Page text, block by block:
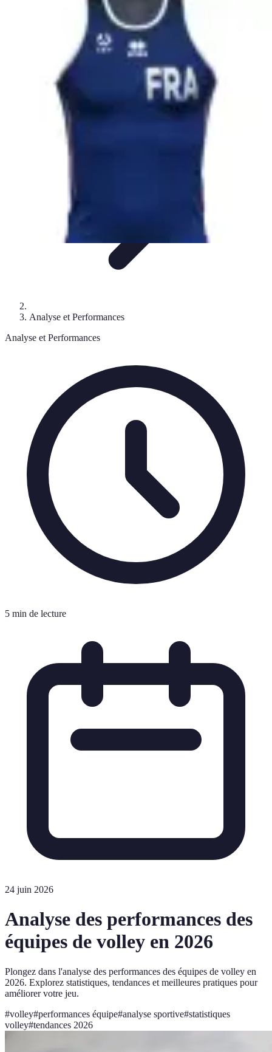
Actualités et Résultats Actualités
Équipes et
Compétitions
Volley Actu
Analyse et Performances
Analyse et Performances
5 min de lecture
24 juin 2026
Analyse des performances des
équipes de volley en 2026
Plongez dans l'analyse des performances des équipes de volley en
2026. Explorez statistiques, tendances et meilleures pratiques pour
améliorer votre jeu.
#volley#performances équipe#analyse sportive#statistiques
volley#tendances 2026